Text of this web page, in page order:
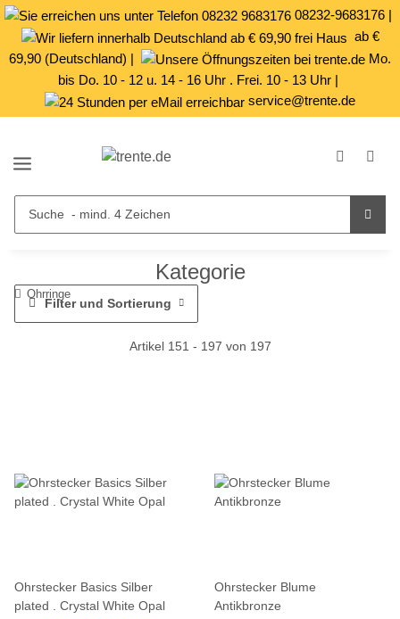
08232-9683176 |
ab €
69,90 (Deutschland) |
Mo.
bis Do. 10 - 12 u. 14 - 16 Uhr . Frei. 10 - 13 Uhr |
service@trente.de
Ohrringe
Kategorie
Filter und Sortierung
Artikel 151 - 197 von 197
Ohrstecker Basics Silber
plated . Crystal White Opal
Ohrstecker Blume
Antikbronze